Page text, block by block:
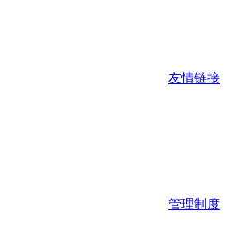
友情链接
管理制度